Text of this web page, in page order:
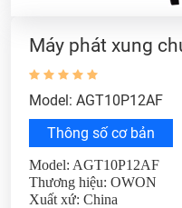
Máy phát xung
Model: AGT10P12AF
Thông số cơ bản
Model: AGT10P12AF
Thương hiệu: OWON
Xuất xứ: China